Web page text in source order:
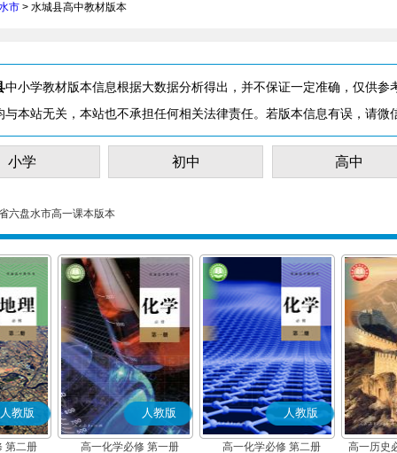
市 > 水城县高中教材版本
中小学教材版本信息根据大数据分析得出，并不保证一定准确，仅供
本站无关，本站也不承担任何相关法律责任。若版本信息有误，请微
小学 初中 高中
六盘水市高一课本版本
人教版
第二册
人教版
高一化学必修 第一册
人教版
高一化学必修 第二册
高一历史